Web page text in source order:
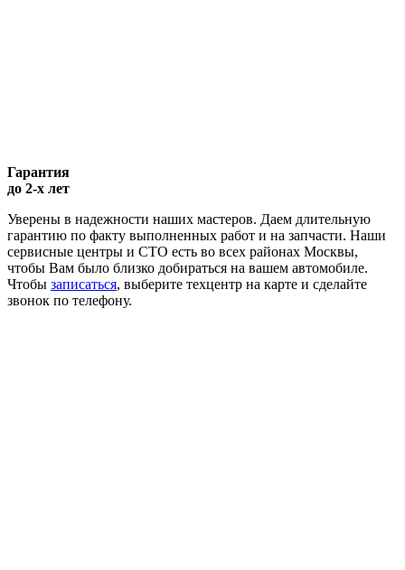
Гарантия
до 2-х лет
Уверены в надежности наших мастеров. Даем длительную
гарантию по факту выполненных работ и на запчасти. Наши
сервисные центры и СТО есть во всех районах Москвы,
чтобы Вам было близко добираться на вашем автомобиле.
Чтобы записаться, выберите техцентр на карте и сделайте
звонок по телефону.